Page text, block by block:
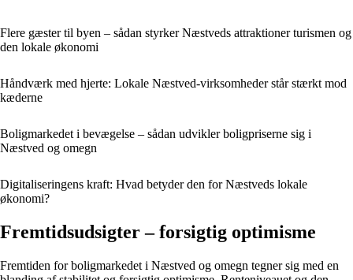
Flere gæster til byen – sådan styrker Næstveds attraktioner turismen og
den lokale økonomi
Håndværk med hjerte: Lokale Næstved-virksomheder står stærkt mod
kæderne
Boligmarkedet i bevægelse – sådan udvikler boligpriserne sig i
Næstved og omegn
Digitaliseringens kraft: Hvad betyder den for Næstveds lokale
økonomi?
Fremtidsudsigter – forsigtig optimisme
Fremtiden for boligmarkedet i Næstved og omegn tegner sig med en